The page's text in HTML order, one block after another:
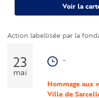
Voir la
Action labellisée par la
23
mai
-
Hommage aux
Ville de